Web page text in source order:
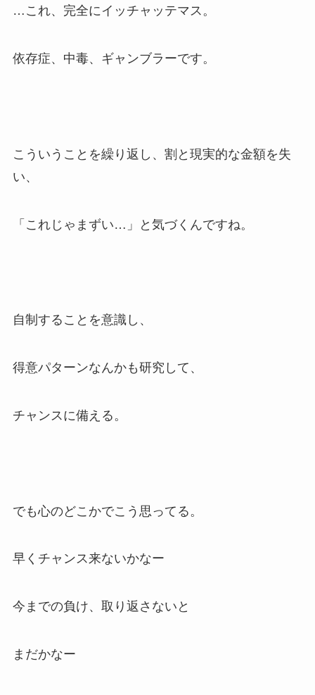
…これ、完全にイッチャッテマス。
依存症、中毒、ギャンブラーです。
こういうことを繰り返し、割と現実的な金額を失
い、
「これじゃまずい…」と気づくんですね。
自制することを意識し、
得意パターンなんかも研究して、
チャンスに備える。
でも心のどこかでこう思ってる。
早くチャンス来ないかなー
今までの負け、取り返さないと
まだかなー